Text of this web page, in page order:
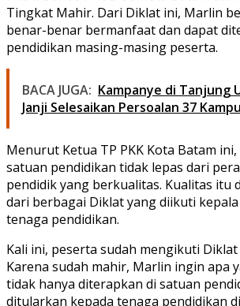
Tingkat Mahir. Dari Diklat ini, Marlin
benar-benar bermanfaat dan dapat
pendidikan masing-masing peserta.
BACA JUGA: Kampanye di Tanjung
Janji Selesaikan Persoalan 37
Menurut Ketua TP PKK Kota Batam
satuan pendidikan tidak lepas dari
pendidik yang berkualitas. Kualitas itu
dari berbagai Diklat yang diikuti
tenaga pendidikan.
Kali ini, peserta sudah mengikuti
Karena sudah mahir, Marlin ingin apa
tidak hanya diterapkan di satuan
ditularkan kepada tenaga pendidikan